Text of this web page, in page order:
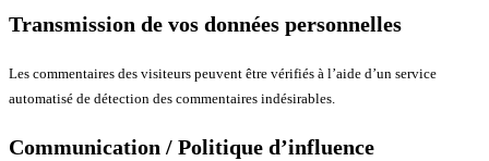
Transmission de vos données personnelles
Les commentaires des visiteurs peuvent être vérifiés à l’aide d’un service
automatisé de détection des commentaires indésirables.
Communication / Politique d’influence